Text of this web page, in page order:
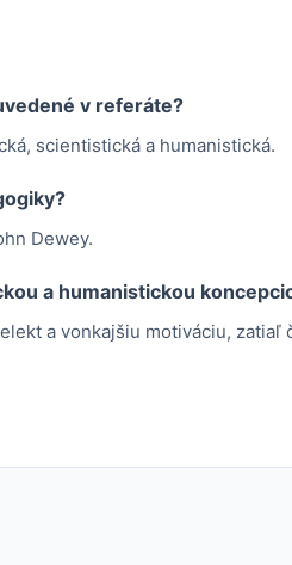
v referáte?
scientistická a humanistická.
Dewey.
a humanistickou
a vonkajšiu motiváciu,